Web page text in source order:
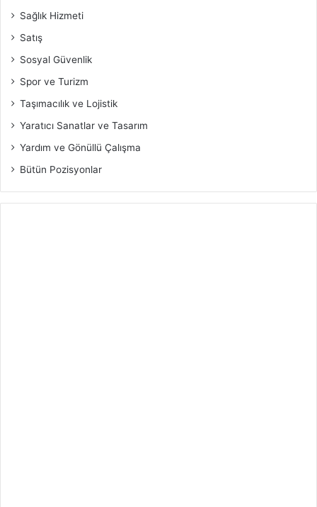
Sağlık Hizmeti
Satış
Sosyal Güvenlik
Spor ve Turizm
Taşımacılık ve Lojistik
Yaratıcı Sanatlar ve Tasarım
Yardım ve Gönüllü Çalışma
Bütün Pozisyonlar